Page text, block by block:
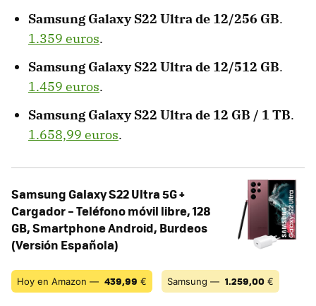
Samsung Galaxy S22 Ultra de 12/256 GB.
1.359 euros.
Samsung Galaxy S22 Ultra de 12/512 GB.
1.459 euros.
Samsung Galaxy S22 Ultra de 12 GB / 1 TB.
1.658,99 euros.
Samsung Galaxy S22 Ultra 5G +
Cargador – Teléfono móvil libre, 128
GB, Smartphone Android, Burdeos
(Versión Española)
Hoy en Amazon — 439,99 € Samsung — 1.259,00 €